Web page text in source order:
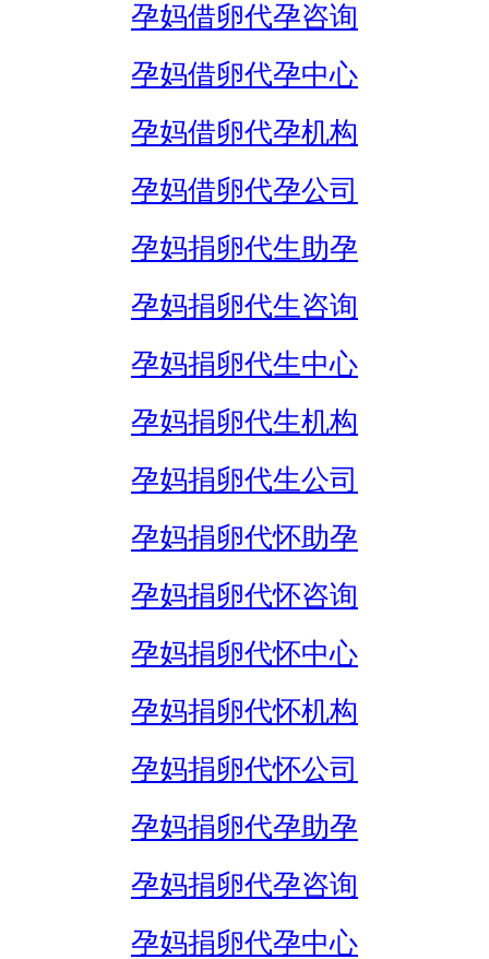
孕妈借卵代孕咨询
孕妈借卵代孕中心
孕妈借卵代孕机构
孕妈借卵代孕公司
孕妈捐卵代生助孕
孕妈捐卵代生咨询
孕妈捐卵代生中心
孕妈捐卵代生机构
孕妈捐卵代生公司
孕妈捐卵代怀助孕
孕妈捐卵代怀咨询
孕妈捐卵代怀中心
孕妈捐卵代怀机构
孕妈捐卵代怀公司
孕妈捐卵代孕助孕
孕妈捐卵代孕咨询
孕妈捐卵代孕中心